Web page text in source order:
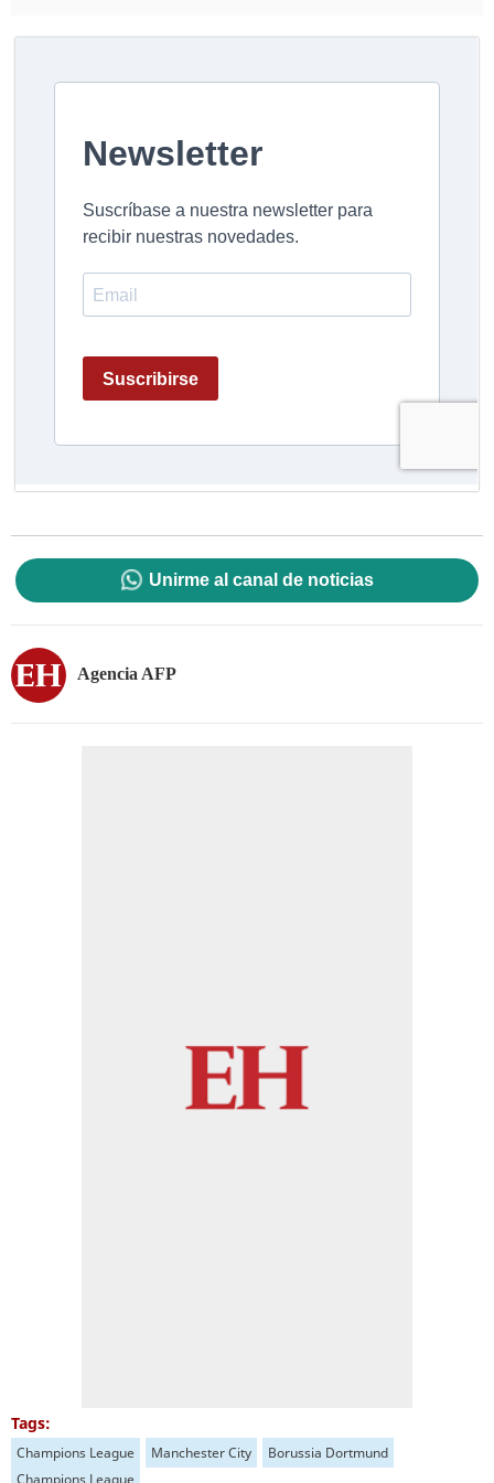
Unirme al canal de noticias
Agencia AFP
Tags:
Champions League Manchester City
Borussia Dortmund
Champions League